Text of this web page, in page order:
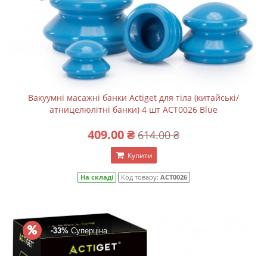
Вакуумні масажні банки Actiget для тіла (китайські/
атницелюлітні банки) 4 шт ACT0026 Blue
409.00 ₴ 614.00 ₴
Купити
На складі Код товару: ACT0026
-33%Суперціна